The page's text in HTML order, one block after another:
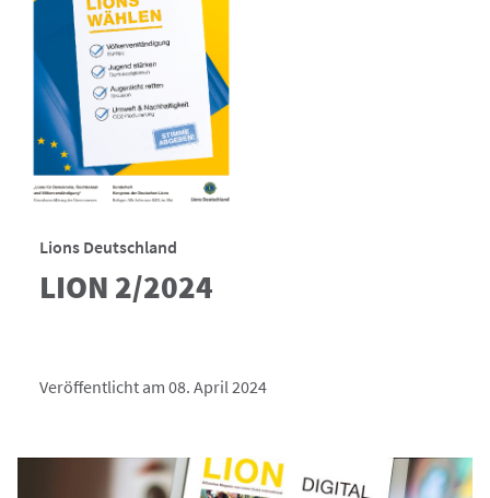
Lions Deutschland
LION 2/2024
Veröffentlicht am 08. April 2024